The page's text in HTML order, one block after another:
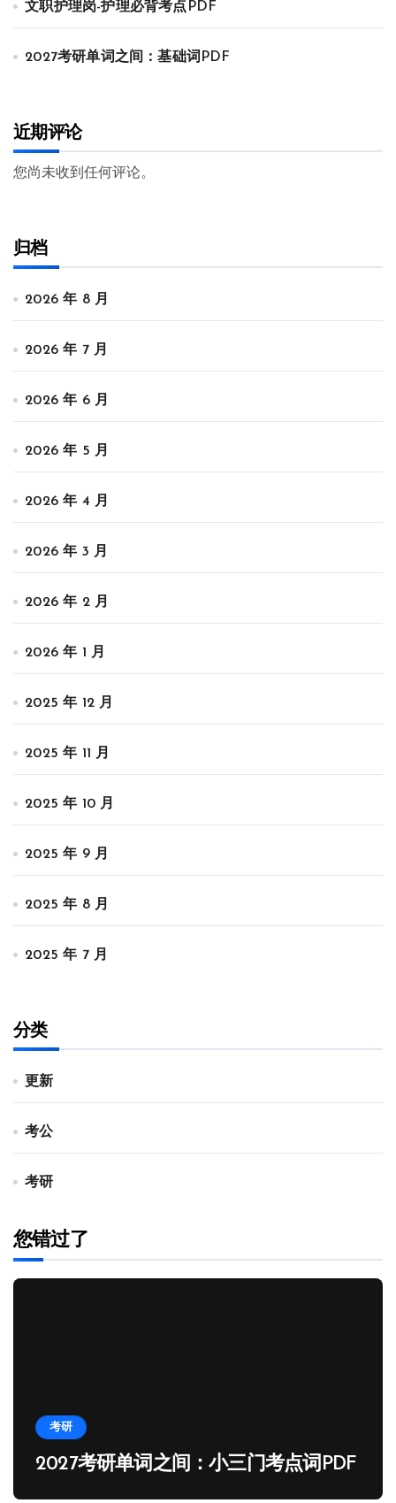
文职护理岗-护理必背考点PDF
2027考研单词之间：基础词PDF
近期评论
您尚未收到任何评论。
归档
2026 年 8 月
2026 年 7 月
2026 年 6 月
2026 年 5 月
2026 年 4 月
2026 年 3 月
2026 年 2 月
2026 年 1 月
2025 年 12 月
2025 年 11 月
2025 年 10 月
2025 年 9 月
2025 年 8 月
2025 年 7 月
分类
更新
考公
考研
您错过了
考研
2027考研单词之间：小三门考点词PDF